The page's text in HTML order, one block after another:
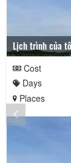
Lịch trình của
Cost
Days
Places